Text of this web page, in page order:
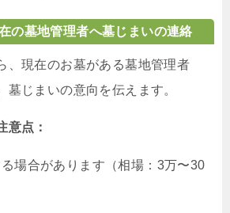
の墓地管理者へ墓じまいの連絡
、現在のお墓がある墓地管理者
墓じまいの意向を伝えます。
意点：
場合があります（相場：3万〜30